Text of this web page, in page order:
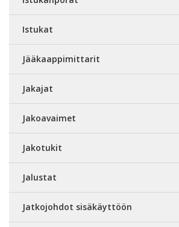
Istukat
Jääkaappimittarit
Jakajat
Jakoavaimet
Jakotukit
Jalustat
Jatkojohdot sisäkäyttöön